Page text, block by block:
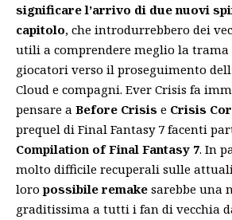
significare l’arrivo di due nuovi
capitolo, che introdurrebbero dei
utili a comprendere meglio la trama
giocatori verso il proseguimento
Cloud e compagni. Ever Crisis fa
pensare a Before Crisis e Crisis
prequel di Final Fantasy 7 facenti
Compilation of Final Fantasy 7. In
molto difficile recuperali sulle
loro possibile remake sarebbe una
graditissima a tutti i fan di vecchia